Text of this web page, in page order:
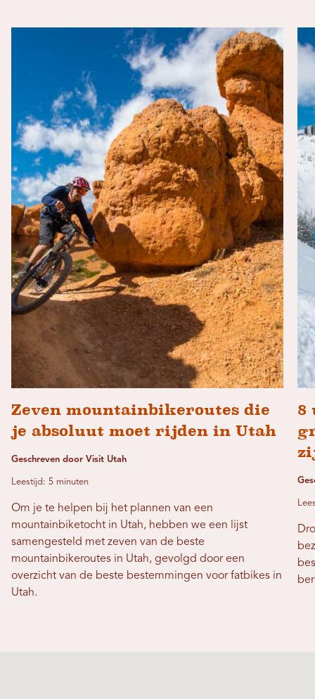
Zeven mountainbikeroutes die
je absoluut moet rijden in Utah
Geschreven door Visit Utah
Leestijd: 5 minuten
Om je te helpen bij het plannen van een
mountainbiketocht in Utah, hebben we een lijst
samengesteld met zeven van de beste
mountainbikeroutes in Utah, gevolgd door een
overzicht van de beste bestemmingen voor fatbikes in
Utah.
8